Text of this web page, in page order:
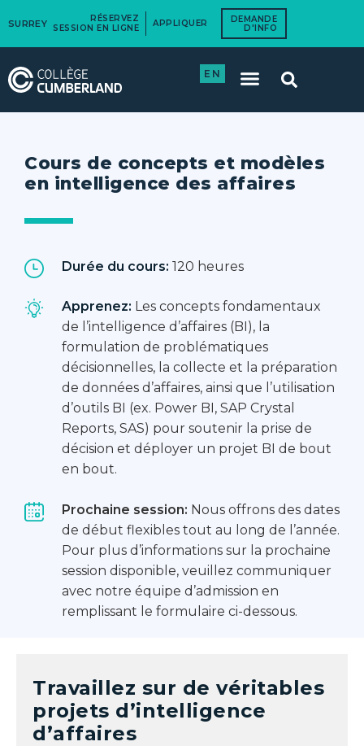
SURREY
RÉSERVEZ
SESSION EN LIGNE
APPLIQUER
DEMANDE
D'INFO
EN
Cours de concepts et modèles
en intelligence des affaires
Durée du cours: 120 heures
Apprenez: Les concepts fondamentaux
de l’intelligence d’affaires (BI), la
formulation de problématiques
décisionnelles, la collecte et la préparation
de données d’affaires, ainsi que l’utilisation
d’outils BI (ex. Power BI, SAP Crystal
Reports, SAS) pour soutenir la prise de
décision et déployer un projet BI de bout
en bout.
Prochaine session: Nous offrons des dates
de début flexibles tout au long de l’année.
Pour plus d’informations sur la prochaine
session disponible, veuillez communiquer
avec notre équipe d’admission en
remplissant le formulaire ci-dessous.
Travaillez sur de véritables
projets d’intelligence
d’affaires